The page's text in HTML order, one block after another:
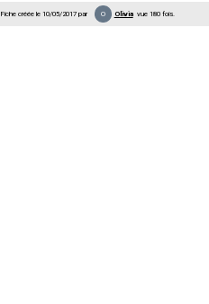
Fiche créée le 10/05/2017 par O Oliviavue 180 fois.